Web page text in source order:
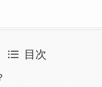
目次